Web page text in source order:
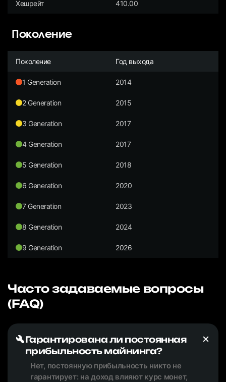
Хешрейт 410.00
Поколение
Поколение Год выхода
1 Generation 2014
2 Generation 2015
3 Generation 2017
4 Generation 2017
5 Generation 2018
6 Generation 2020
7 Generation 2023
8 Generation 2024
9 Generation 2026
Часто задаваемые вопросы
(FAQ)
Гарантирована ли постоянная
прибыльность майнинга?
Нет, постоянную прибыльность никто не
гарантирует: на доход влияют курс монет,